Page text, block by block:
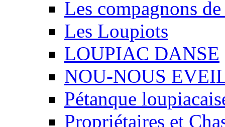
Les compagnons
Les Loupiots
LOUPIAC DANSE
NOU-NOUS
Pétanque
Propriétaires et